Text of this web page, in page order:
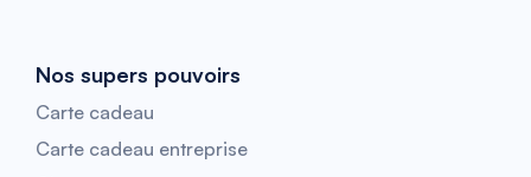
Nos supers pouvoirs
Carte cadeau
Carte cadeau entreprise